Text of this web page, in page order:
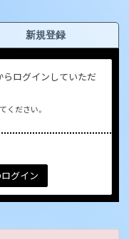
新規登録
ログインしていただ
ください。
グイン